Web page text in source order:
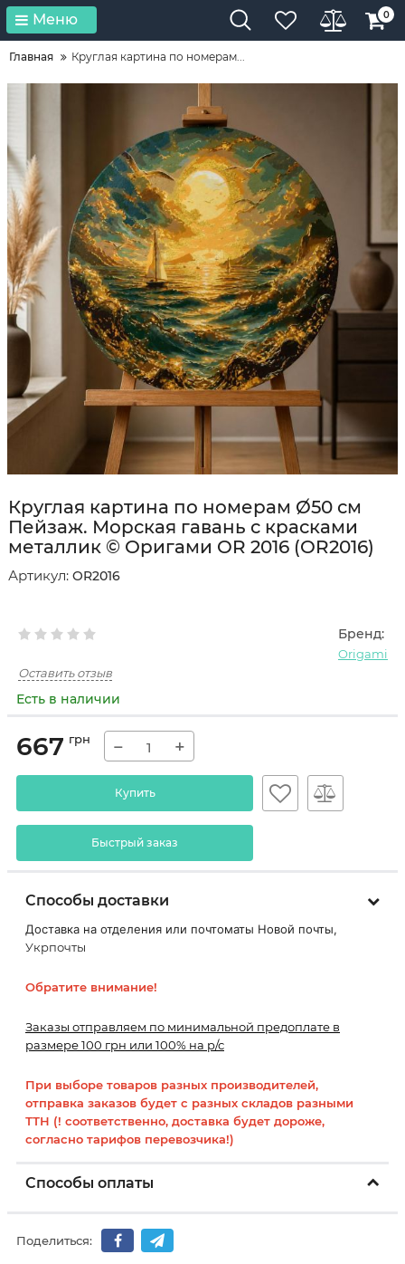
Меню 0
Главная Круглая картина по номерам...
Круглая картина по номерам Ø50 см
Пейзаж. Морская гавань с красками
металлик © Оригами OR 2016 (OR2016)
Артикул: OR2016
Бренд:
Origami
Оставить отзыв
Есть в наличии
667 грн − +
Купить
Быстрый заказ
Способы доставки
Доставка на отделения или почтоматы Новой почты,
Укрпочты
Обратите внимание!
Заказы отправляем по минимальной предоплате в
размере 100 грн или 100% на р/с
При выборе товаров разных производителей,
отправка заказов будет с разных складов разными
ТТН (! соответственно, доставка будет дороже,
согласно тарифов перевозчика!)
Способы оплаты
Поделиться: